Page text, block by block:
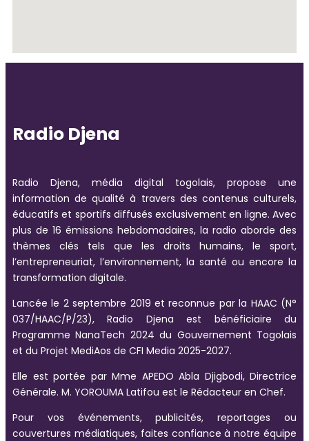
Radio Djena
Radio Djena, média digital togolais, propose une
information de qualité à travers des contenus culturels,
éducatifs et sportifs diffusés exclusivement en ligne. Avec
plus de 16 émissions hebdomadaires, la radio aborde des
thèmes clés tels que les droits humains, le sport,
l’entrepreneuriat, l’environnement, la santé ou encore la
transformation digitale.
Lancée le 2 septembre 2019 et reconnue par la HAAC (N°
037/HAAC/P/23), Radio Djena est bénéficiaire du
Programme NanaTech 2024 du Gouvernement Togolais
et du Projet MediAos de CFI Media 2025-2027.
Elle est portée par Mme APEDO Abla Djigbodi, Directrice
Générale. M. YOROUMA Latifou est le Rédacteur en Chef.
Pour vos événements, publicités, reportages ou
couvertures médiatiques, faites confiance à notre équipe